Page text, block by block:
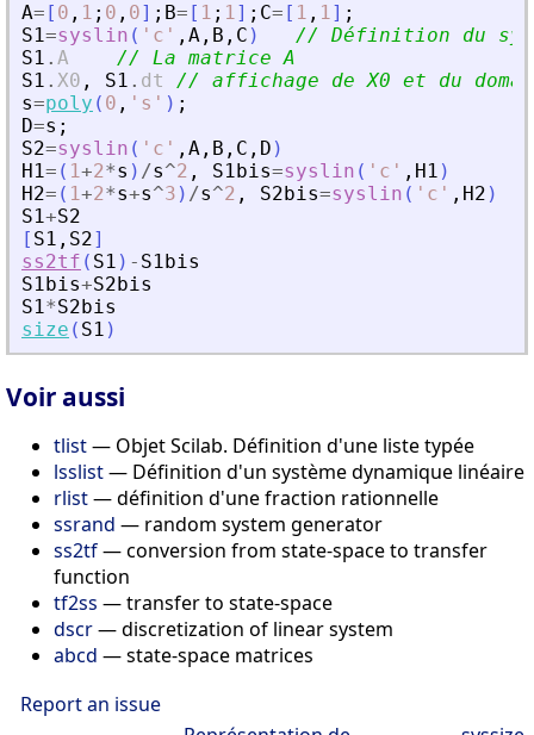
A= [ 0 , 1 ; 0 , 0] ; B= [ 1 ; 1] ; C= [ 1 , 1] ;
S1=syslin ( ' c ' , A , B , C )
// Définition du
S1 . A
// La matrice A
S1 . X0 , S1 . dt
// affichage de X0 et du
s=poly ( 0 , ' s ' ) ;
D=s ;
S2=syslin ( ' c ' , A , B , C , D )
H1= ( 1+2*s ) /s^2 , S1bis=syslin ( ' c ' , H1 )
H2= ( 1+2*s+s^3 ) /s^2 , S2bis=syslin ( ' c ' , H2 )
S1+S2
[ S1 , S2]
ss2tf ( S1 ) - S1bis
S1bis+S2bis
S1*S2bis
size ( S1 )
Voir aussi
tlist— Objet Scilab. Définition d'une liste typée
lsslist— Définition d'un système dynamique linéaire
rlist— définition d'une fraction rationnelle
ssrand — random system generator
ss2tf— conversion from state-space to transfer
function
tf2ss — transfer to state-space
dscr— discretization of linear system
abcd — state-space matrices
Report an issue